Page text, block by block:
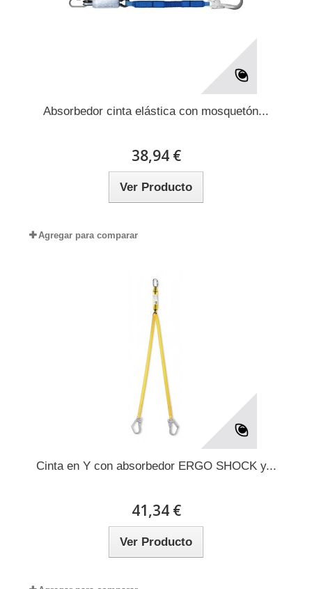
Absorbedor cinta elástica con mosquetón...
38,94 €
Ver Producto
Agregar para comparar
Cinta en Y con absorbedor ERGO SHOCK y...
41,34 €
Ver Producto